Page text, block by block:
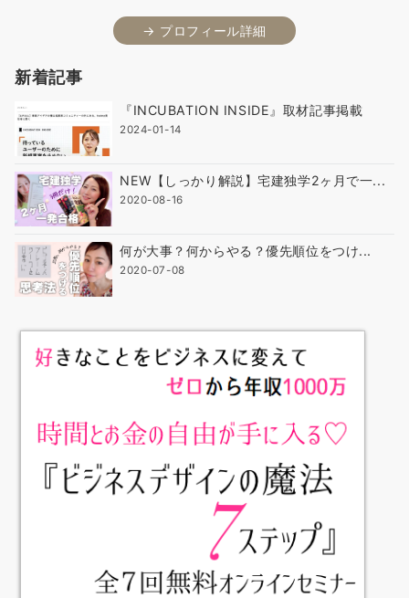
→ プロフィール詳細
新着記事
『INCUBATION INSIDE』取材記事掲載
2024-01-14
NEW【しっかり解説】宅建独学2ヶ月で一...
2020-08-16
何が大事？何からやる？優先順位をつけ...
2020-07-08